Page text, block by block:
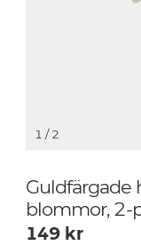
1 / 2
Guldfärgade
blommor, 2-
149 kr